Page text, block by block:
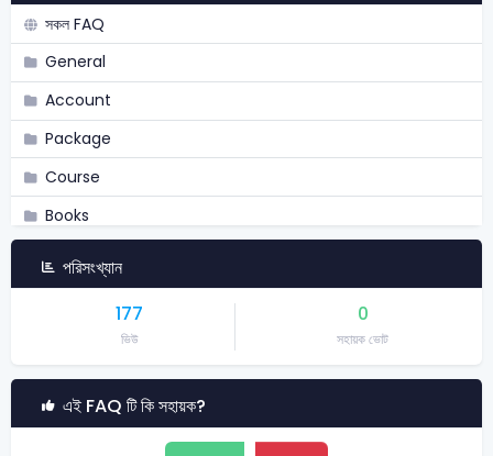
সকল FAQ
General
Account
Package
Course
Books
Admission
Job Assistant
Skill
Exams
পরিসংখ্যান
177
ভিউ
0
সহায়ক ভোট
এই FAQ টি কি সহায়ক?